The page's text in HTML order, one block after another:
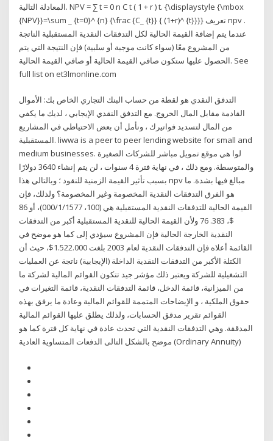
المعادلة التالية. NPV = ∑ t = 0 n C t ( 1 + r ) t. {\displaystyle {\mbox
{NPV}}=\sum _ {t=0}^ {n} {\frac {C_ {t}} { (1+r)^ {t}}}} تعريف npv .
عندما يتم إضافة القيمة الحالية لكل التدفقات النقدية المستقبلية الناتجة
من المشروع معًا (سواء كانت موجبة أو سلبية) فإن النتيجة التي يتم
الحصول عليها ستكون صافي القيمة الحالية أو صافي القيمة الحالية. See
full list on et3lmonline.com
التدفق النقدي هو لقطة من حساب البنك التجاري الخاص بك: الأموال
القادمة مقابل المال الخروج. مع التدفق النقدي الإيجابي ، لديك ما يكفي
من المال لتسديد فواتيرك ، ونأمل أن بعض الاحتياطي في المشاريع
المستقبلية. liwwa is a peer to peer lending website for small and
medium businesses. لوا هي موقع تمويل مباشر للشركات الصغيرة
والمتوسطة. ومع ذلك ، في نهاية فترة 4 سنوات ، لن يتم إنشاء 3640 دولارًا
بسبب تأثير القيمة الزمنية للنقود ؛ وبالتالي هذا npv مبالغ فيها بشدة. ما
هو الفرق التدفقات النقدية المخصومة وغير المخصومة؟ ولذلك، فإن
القيمة الحالية للتدفقات النقدية المستقبلية هي (100، 000/1/1577)، أو 86
$، 383. 76 ولأن القیمة الحالیة للنقدیة المستقبلیة أکبر من التدفقات
النقدیة الخارجة الحالیة فإن المشروع سیؤدي إلی كما هو موضح في
القائمة أعلاه فإن التدفقات النقدية لعام 2003 بلغت 1.522.000$، حيث أن
الكتلة الأكبر من التدفقات النقدية الداخلة (الإيجابية) ناتجة عن العمليات
التشغيلية للشركة ويعتبر ذلك مؤشر جيد تتكون القوائم المالية لشركة ما
من الميزانية، قائمة الدخل، قائمة التدفقات النقدية، قائمة التغيرات في
حقوق الملكية ، و الإيضاحات المتممة للقوائم المالية وعادة ما يرفق بهذه
القوائم تقرير مدقق الحسابات، ولذلك يطلق عليها القوائم المالية
المدققة. وهي التدفقات النقدية التي تحدث عادة في نهاية كل فترة كما هو
موضح بالشكل التالى الدفعات المتساوية العادية (Ordinary Annuity)